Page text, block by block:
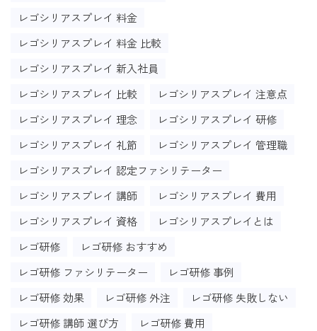
レゴシリアスプレイ 料金
レゴシリアスプレイ 料金 比較
レゴシリアスプレイ 新入社員
レゴシリアスプレイ 比較
レゴシリアスプレイ 注意点
レゴシリアスプレイ 理念
レゴシリアスプレイ 研修
レゴシリアスプレイ 礼節
レゴシリアスプレイ 管理職
レゴシリアスプレイ 認定ファシリテーター
レゴシリアスプレイ 講師
レゴシリアスプレイ 費用
レゴシリアスプレイ 資格
レゴシリアスプレイとは
レゴ研修
レゴ研修 おすすめ
レゴ研修 ファシリテーター
レゴ研修 事例
レゴ研修 効果
レゴ研修 外注
レゴ研修 失敗しない
レゴ研修 講師 選び方
レゴ研修 費用